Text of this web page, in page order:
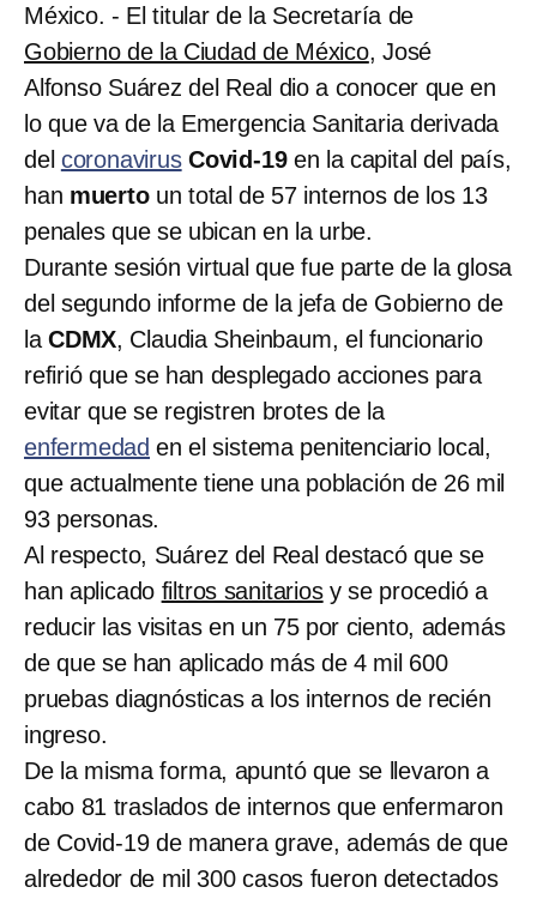
México. - El titular de la Secretaría de
Gobierno de la Ciudad de México, José
Alfonso Suárez del Real dio a conocer que en
lo que va de la Emergencia Sanitaria derivada
del coronavirus Covid-19en la capital del país,
han muertoun total de 57 internos de los 13
penales que se ubican en la urbe.
Durante sesión virtual que fue parte de la glosa
del segundo informe de la jefa de Gobierno de
la CDMX, Claudia Sheinbaum, el funcionario
refirió que se han desplegado acciones para
evitar que se registren brotes de la
enfermedad en el sistema penitenciario local,
que actualmente tiene una población de 26 mil
93 personas.
Al respecto, Suárez del Real destacó que se
han aplicado filtros sanitariosy se procedió a
reducir las visitas en un 75 por ciento, además
de que se han aplicado más de 4 mil 600
pruebas diagnósticas a los internos de recién
ingreso.
De la misma forma, apuntó que se llevaron a
cabo 81 traslados de internos que enfermaron
de Covid-19 de manera grave, además de que
alrededor de mil 300 casos fueron detectados